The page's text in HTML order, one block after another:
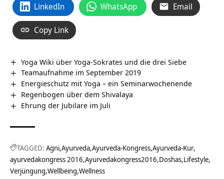
LinkedIn WhatsApp Email
Copy Link
Yoga Wiki über Yoga-Sokrates und die drei Siebe
Teamaufnahme im September 2019
Energieschutz mit Yoga – ein Seminarwochenende
Regenbogen über dem Shivalaya
Ehrung der Jubilare im Juli
TAGGED: Agni Ayurveda Ayurveda-Kongress Ayurveda-Kur
ayurvedakongress 2016 Ayurvedakongress2016 Doshas Lifestyle
Verjüngung Wellbeing Wellness